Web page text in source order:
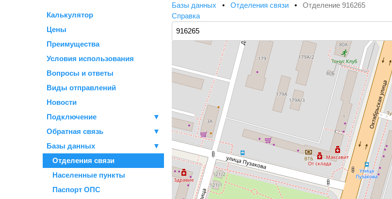
Калькулятор
Цены
Преимущества
Условия использования
Вопросы и ответы
Виды отправлений
Новости
Подключение
▼
Обратная связь
▼
Базы данных
▼
Отделения связи
Населенные пункты
Паспорт ОПС
Базы данных • Отделения связи • Отделение 916265
Справка